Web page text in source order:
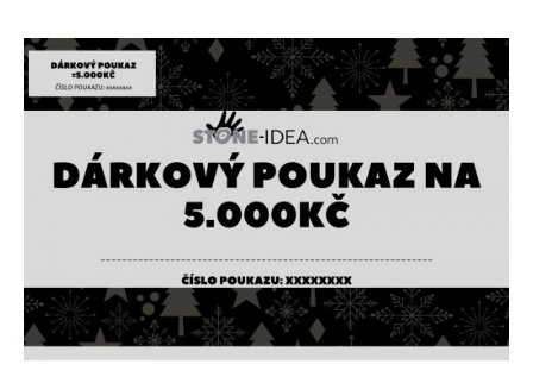
Historické dlažební kostky
Lávové kameny
Kamenný koberec
Kamenné dlažby a obklady
Oblázky, valouny a granulát
Kamenné bloky
Výrobky z kamene na zakázku